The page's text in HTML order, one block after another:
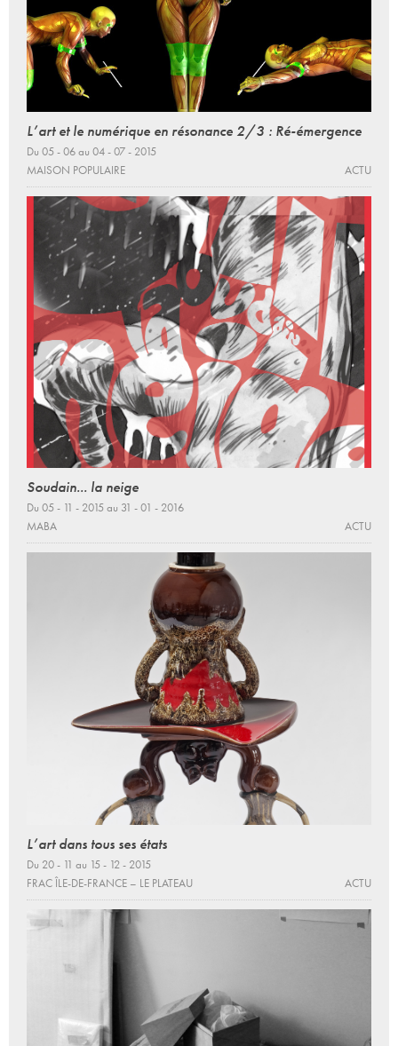
L’art et le numérique en résonance 2/3 : Ré-émergence
Du 05 - 06 au 04 - 07 - 2015
MAISON POPULAIRE
ACTU
Soudain... la neige
Du 05 - 11 - 2015 au 31 - 01 - 2016
MABA
ACTU
L’art dans tous ses états
Du 20 - 11 au 15 - 12 - 2015
FRAC ÎLE-DE-FRANCE – LE PLATEAU
ACTU